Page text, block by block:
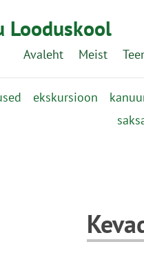
Looduskool
Avaleht Meist
ekskursioon